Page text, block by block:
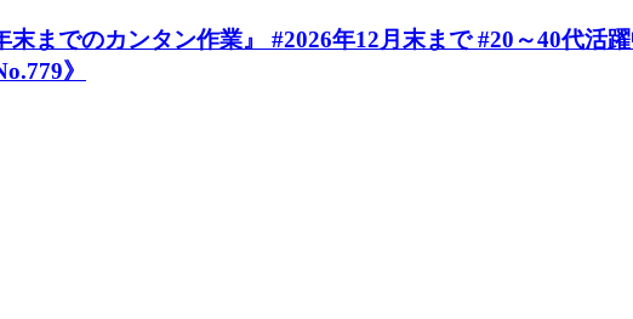
までのカンタン作業』 #2026年12月末まで #20～40代活
》